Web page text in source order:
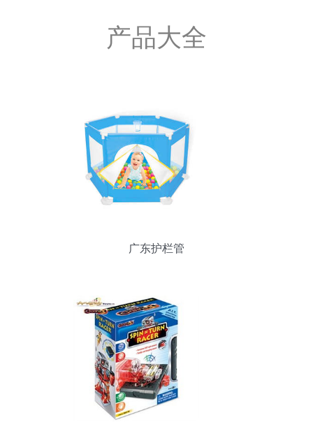
产品大全
广东护栏管